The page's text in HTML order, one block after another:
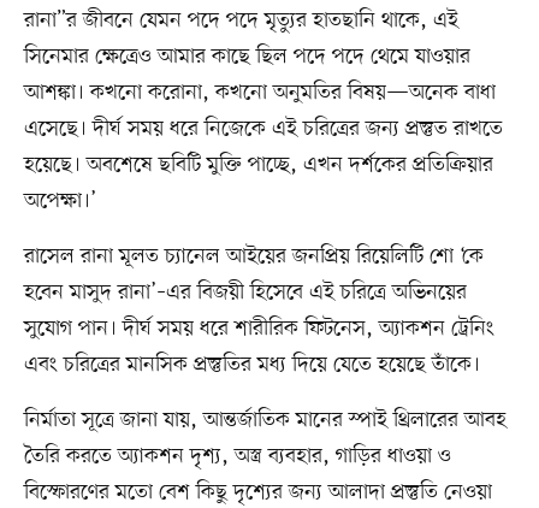
রানা”র জীবনে যেমন পদে পদে মৃত্যুর হাতছানি থাকে, এই
সিনেমার ক্ষেত্রেও আমার কাছে ছিল পদে পদে থেমে যাওয়ার
আশঙ্কা। কখনো করোনা, কখনো অনুমতির বিষয়—অনেক বাধা
এসেছে। দীর্ঘ সময় ধরে নিজেকে এই চরিত্রের জন্য প্রস্তুত রাখতে
হয়েছে। অবশেষে ছবিটি মুক্তি পাচ্ছে, এখন দর্শকের প্রতিক্রিয়ার
অপেক্ষা।’
রাসেল রানা মূলত চ্যানেল আইয়ের জনপ্রিয় রিয়েলিটি শো ‘কে
হবেন মাসুদ রানা’–এর বিজয়ী হিসেবে এই চরিত্রে অভিনয়ের
সুযোগ পান। দীর্ঘ সময় ধরে শারীরিক ফিটনেস, অ্যাকশন ট্রেনিং
এবং চরিত্রের মানসিক প্রস্তুতির মধ্য দিয়ে যেতে হয়েছে তাঁকে।
নির্মাতা সূত্রে জানা যায়, আন্তর্জাতিক মানের স্পাই থ্রিলারের আবহ
তৈরি করতে অ্যাকশন দৃশ্য, অস্ত্র ব্যবহার, গাড়ির ধাওয়া ও
বিস্ফোরণের মতো বেশ কিছু দৃশ্যের জন্য আলাদা প্রস্তুতি নেওয়া